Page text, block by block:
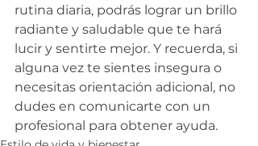
rutina diaria, podrás lograr un brillo
radiante y saludable que te hará
lucir y sentirte mejor. Y recuerda, si
alguna vez te sientes insegura o
necesitas orientación adicional, no
dudes en comunicarte con un
profesional para obtener ayuda.